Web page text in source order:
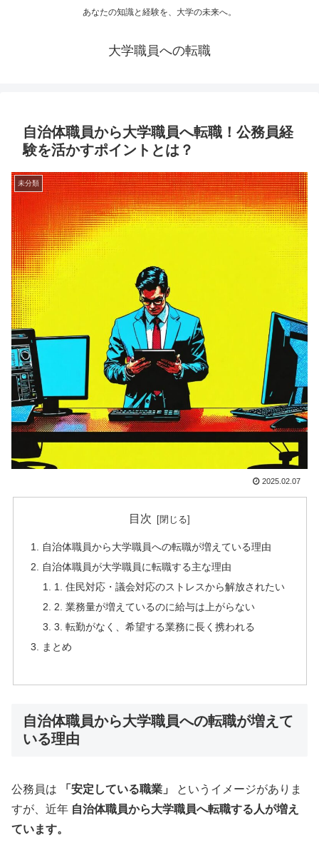
あなたの知識と経験を、大学の未来へ。
大学職員への転職
自治体職員から大学職員へ転職！公務員経
験を活かすポイントとは？
未分類
2025.02.07
目次
自治体職員から大学職員への転職が増えている理由
自治体職員が大学職員に転職する主な理由
1. 住民対応・議会対応のストレスから解放されたい
2. 業務量が増えているのに給与は上がらない
3. 転勤がなく、希望する業務に長く携われる
まとめ
自治体職員から大学職員への転職が増えて
いる理由
公務員は 「安定している職業」
というイメージがありま
すが、近年 自治体職員から大学職員へ転職する人が増え
ています。